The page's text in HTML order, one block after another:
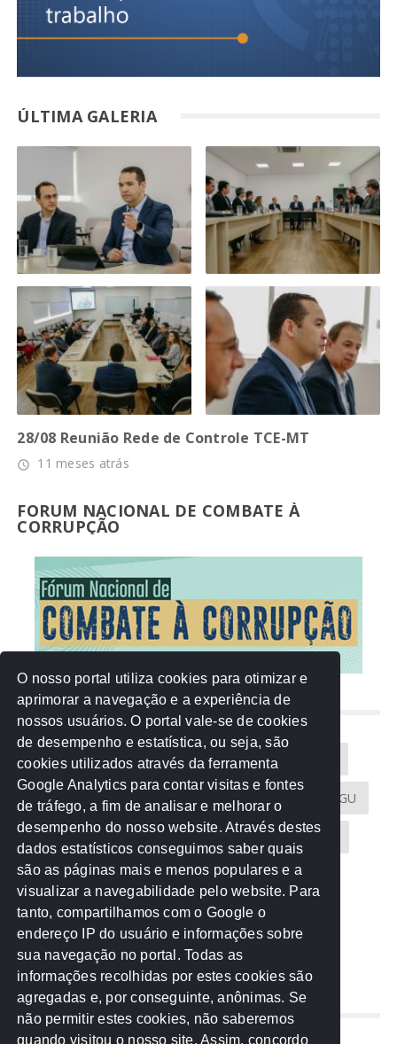
ÚLTIMA GALERIA
28/08 Reunião Rede de Controle TCE-MT
access_time 11 meses atrás
FORUM NACIONAL DE COMBATE À
CORRUPÇÃO
NUVEM DE TAGS
Acontece na Rede AGU AMM
Atricon Audicom CAU-MT CGU
CREA-MT Eventos MPC-MT MPE-MT
MPF Notícias PF PGE-MT PGR
Receita Federal Sem categoria
TCE-MT TCU TRE
REDE NOS ESTADOS
O nosso portal utiliza cookies para otimizar e
aprimorar a navegação e a experiência de
nossos usuários. O portal vale-se de cookies
de desempenho e estatística, ou seja, são
cookies utilizados através da ferramenta
Google Analytics para contar visitas e fontes
de tráfego, a fim de analisar e melhorar o
desempenho do nosso website. Através destes
dados estatísticos conseguimos saber quais
são as páginas mais e menos populares e a
visualizar a navegabilidade pelo website. Para
tanto, compartilhamos com o Google o
endereço IP do usuário e informações sobre
sua navegação no portal. Todas as
informações recolhidas por estes cookies são
agregadas e, por conseguinte, anônimas. Se
não permitir estes cookies, não saberemos
quando visitou o nosso site. Assim, concordo